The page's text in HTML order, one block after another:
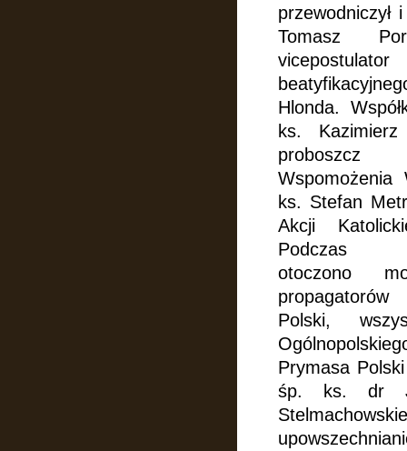
przewodniczył
Tomasz
Hlonda.
ks.
Wspomożenia
ks. Stefan
Akcji
Podczas
otoczono
Polski,
Prymasa
śp. ks. dr